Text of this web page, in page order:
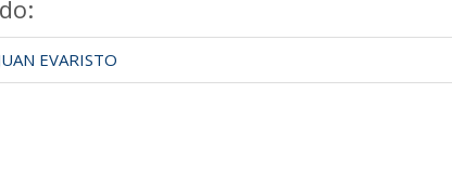
EVARISTO